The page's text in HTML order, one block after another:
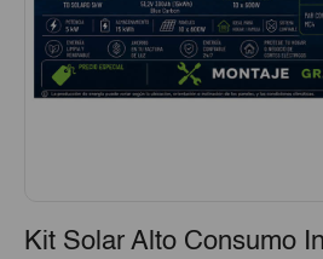
Kit Solar Alto Consumo